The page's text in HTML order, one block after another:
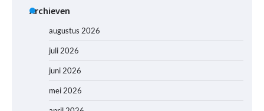
Archieven
augustus 2026
juli 2026
juni 2026
mei 2026